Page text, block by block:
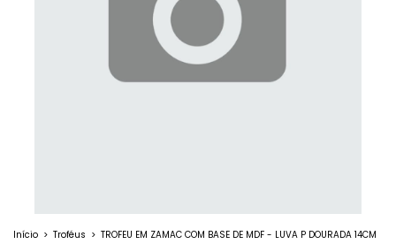
Início > Troféus > TROFEU EM ZAMAC COM BASE DE MDF - LUVA P DOURADA 14CM